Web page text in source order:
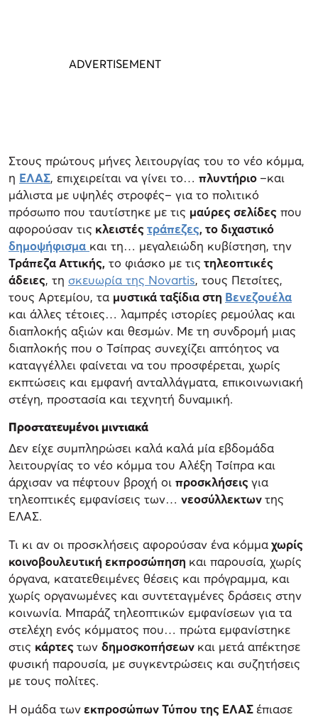
Στους πρώτους μήνες λειτουργίας του το νέο κόμμα,
η ΕΛΑΣ, επιχειρείται να γίνει το… πλυντήριο –και
μάλιστα με υψηλές στροφές– για το πολιτικό
πρόσωπο που ταυτίστηκε με τις μαύρες σελίδες που
αφορούσαν τις κλειστέςτράπεζες, το διχαστικό
δημοψήφισμα και τη… μεγαλειώδη κυβίστηση, την
Τράπεζα Αττικής, το φιάσκο με τις τηλεοπτικές
άδειες, τη σκευωρία της Novartis, τους Πετσίτες,
τους Αρτεμίου, τα μυστικά ταξίδια στη Βενεζουέλα
και άλλες τέτοιες… λαμπρές ιστορίες ρεμούλας και
διαπλοκής αξιών και θεσμών. Με τη συνδρομή μιας
διαπλοκής που ο Τσίπρας συνεχίζει απτόητος να
καταγγέλλει φαίνεται να του προσφέρεται, χωρίς
εκπτώσεις και εμφανή ανταλλάγματα, επικοινωνιακή
στέγη, προστασία και τεχνητή δυναμική.
Προστατευμένοι μιντιακά
Δεν είχε συμπληρώσει καλά καλά μία εβδομάδα
λειτουργίας το νέο κόμμα του Αλέξη Τσίπρα και
άρχισαν να πέφτουν βροχή οι προσκλήσειςγια
τηλεοπτικές εμφανίσεις των… νεοσύλλεκτωντης
ΕΛΑΣ.
Τι κι αν οι προσκλήσεις αφορούσαν ένα κόμμαχωρίς
κοινοβουλευτική εκπροσώπηση και παρουσία, χωρίς
όργανα, κατατεθειμένες θέσεις και πρόγραμμα, και
χωρίς οργανωμένες και συντεταγμένες δράσεις στην
κοινωνία. Μπαράζ τηλεοπτικών εμφανίσεων για τα
στελέχη ενός κόμματος που… πρώτα εμφανίστηκε
στις κάρτεςτων δημοσκοπήσεων και μετά απέκτησε
φυσική παρουσία, με συγκεντρώσεις και συζητήσεις
με τους πολίτες.
Η ομάδα τωνεκπροσώπων Τύπου της ΕΛΑΣ έπιασε